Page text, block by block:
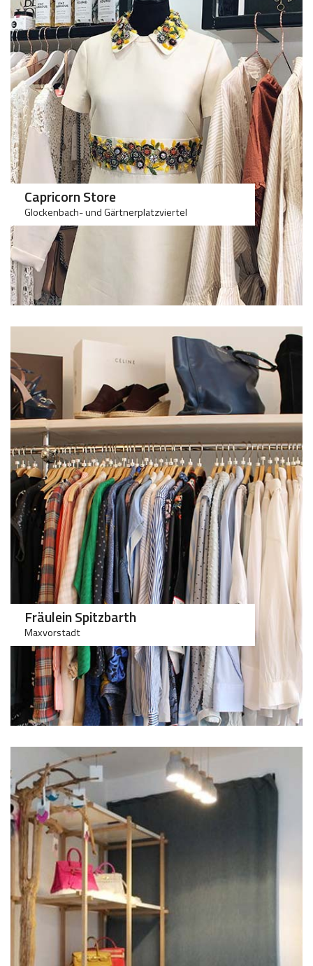
Capricorn Store
Glockenbach- und Gärtnerplatzviertel
Fräulein Spitzbarth
Maxvorstadt